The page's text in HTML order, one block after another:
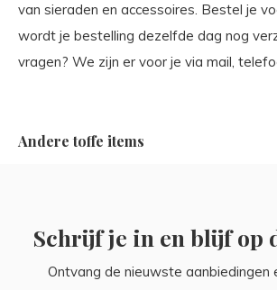
van sieraden en accessoires. Bestel je
wordt je bestelling dezelfde dag nog
vragen? We zijn er voor je via mail,
Andere toffe items
Schrijf je in en blijf op
Ontvang de nieuwste aanbiedingen